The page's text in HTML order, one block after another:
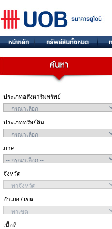
ประเภทอสังหาริมทรัพย์
ประเภททรัพย์สิน
ภาค
จังหวัด
อำเภอ / เขต
เนื้อที่